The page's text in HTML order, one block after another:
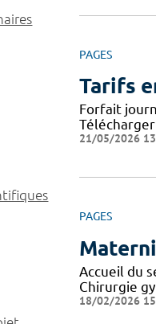
PAGES
Tarifs
Forfait
21/05/2026
PAGES
Accueil du
Chirurgie
18/02/2026